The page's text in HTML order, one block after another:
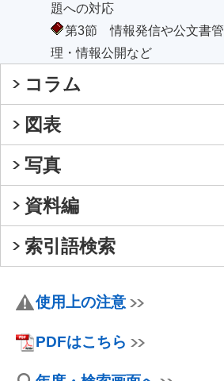
題への対応
第3節 情報発信や公文書管
理・情報公開など
コラム
図表
写真
資料編
索引語検索
使用上の注意
PDFはこちら